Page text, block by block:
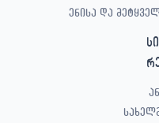
ენისა და